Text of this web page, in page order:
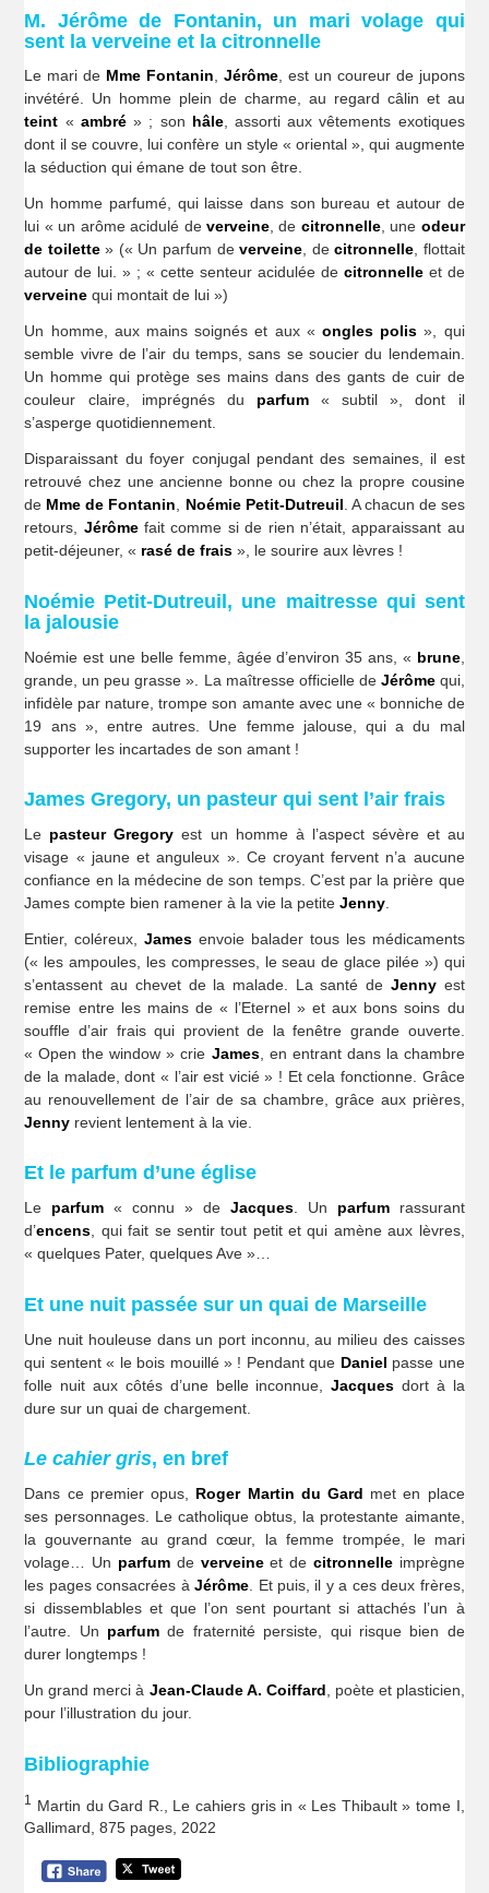
M. Jérôme de Fontanin, un mari volage qui
sent la verveine et la citronnelle
Le mari de Mme Fontanin,Jérôme, est un coureur de jupons
invétéré. Un homme plein de charme, au regard câlin et au
teint « ambré» ; son hâle, assorti aux vêtements exotiques
dont il se couvre, lui confère un style « oriental », qui augmente
la séduction qui émane de tout son être.
Un homme parfumé, qui laisse dans son bureau et autour de
lui « un arôme acidulé de verveine, de citronnelle, une odeur
de toilette» (« Un parfum deverveine, decitronnelle, flottait
autour de lui. » ; « cette senteur acidulée de citronnelleet de
verveine qui montait de lui »)
Un homme, aux mains soignés et aux « ongles polis », qui
semble vivre de l’air du temps, sans se soucier du lendemain.
Un homme qui protège ses mains dans des gants de cuir de
couleur claire, imprégnés du parfum« subtil », dont il
s’asperge quotidiennement.
Disparaissant du foyer conjugal pendant des semaines, il est
retrouvé chez une ancienne bonne ou chez la propre cousine
de Mme de Fontanin Noémie Petit-Dutreuil . A chacun de ses
retours, Jérômefait comme si de rien n’était, apparaissant au
petit-déjeuner, « rasé de frais », le sourire aux lèvres !
Noémie Petit-Dutreuil, une maitresse qui sent
la jalousie
Noémie est une belle femme, âgée d’environ 35 ans, « brune,
grande, un peu grasse ». La maîtresse officielle de Jérômequi,
infidèle par nature, trompe son amante avec une « bonniche de
19 ans », entre autres. Une femme jalouse, qui a du mal
supporter les incartades de son amant !
James Gregory, un pasteur qui sent l’air frais
Le pasteur Gregory est un homme à l’aspect sévère et au
visage « jaune et anguleux ». Ce croyant fervent n’a aucune
confiance en la médecine de son temps. C’est par la prière que
James compte bien ramener à la vie la petiteJenny
Entier, coléreux,James envoie balader tous les médicaments
(« les ampoules, les compresses, le seau de glace pilée ») qui
s’entassent au chevet de la malade. La santé de Jennyest
remise entre les mains de « l’Eternel » et aux bons soins du
souffle d’air frais qui provient de la fenêtre grande ouverte.
« Open the window » crie James, en entrant dans la chambre
de la malade, dont « l’air est vicié » ! Et cela fonctionne. Grâce
au renouvellement de l’air de sa chambre, grâce aux prières,
Jenny revient lentement à la vie.
Et le parfum d’une église
Le parfum « connu » de Jacques. Un parfumrassurant
d’encens, qui fait se sentir tout petit et qui amène aux lèvres,
« quelques Pater, quelques Ave »…
Et une nuit passée sur un quai de Marseille
Une nuit houleuse dans un port inconnu, au milieu des caisses
qui sentent « le bois mouillé » ! Pendant que Daniel passe une
folle nuit aux côtés d’une belle inconnue,Jacques dort à la
dure sur un quai de chargement.
Le cahier gris, en bref
Dans ce premier opus, Roger Martin du Gard met en place
ses personnages. Le catholique obtus, la protestante aimante,
la gouvernante au grand cœur, la femme trompée, le mari
volage… Un parfumde verveineet de citronnelleimprègne
les pages consacrées àJérôme. Et puis, il y a ces deux frères,
si dissemblables et que l’on sent pourtant si attachés l’un à
l’autre. Un parfum de fraternité persiste, qui risque bien de
durer longtemps !
Un grand merci à Jean-Claude A. Coiffard , poète et plasticien,
pour l’illustration du jour.
Bibliographie
1
Martin du Gard R., Le cahiers gris in « Les Thibault » tome I,
Gallimard, 875 pages, 2022